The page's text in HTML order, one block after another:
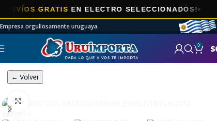
GRATISEN ELECTRO SELECCIONADOS!
Empresa orgullosamente uruguaya.
0 $
← Volver